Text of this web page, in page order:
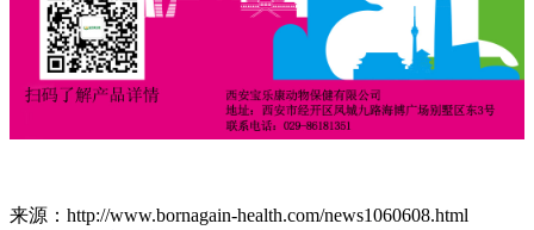
来源：http://www.bornagain-health.com/news1060608.html